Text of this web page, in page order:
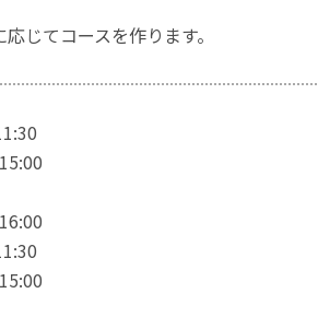
じてコースを作ります。